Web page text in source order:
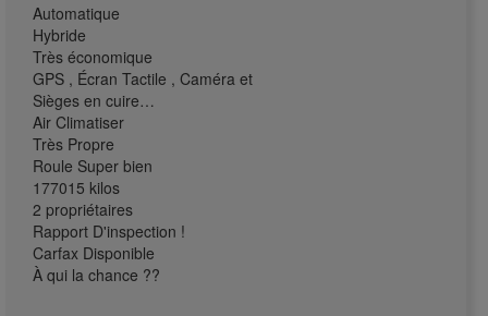
Automatique
Hybride
Très économique
GPS , Écran Tactile , Caméra et
Sièges en cuire…
Air Climatiser
Très Propre
Roule Super bien
177015 kilos
2 propriétaires
Rapport D'inspection !
Carfax Disponible
À qui la chance ??